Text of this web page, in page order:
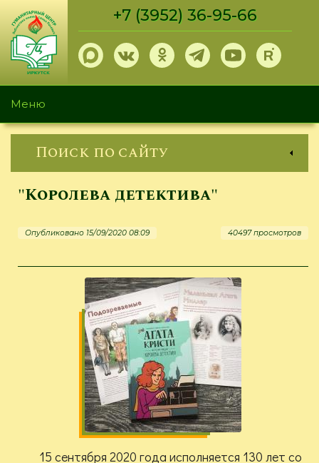
Перейти
основному
содержанию
+7 (3952) 36-95-66
Меню
Поиск по сайту
"Королева детектива"
Опубликовано 15/09/2020 08:09 40497 просмотров
15 сентября 2020 года исполняется 130 лет со